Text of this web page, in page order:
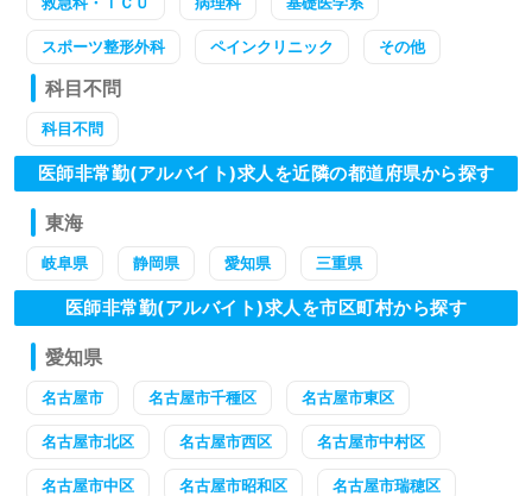
スポーツ整形外科 ペインクリニック その他
科目不問
科目不問
医師非常勤(アルバイト)求人を近隣の都道府県から探す
東海
岐阜県 静岡県 愛知県 三重県
医師非常勤(アルバイト)求人を市区町村から探す
愛知県
名古屋市 名古屋市千種区 名古屋市東区
名古屋市北区 名古屋市西区 名古屋市中村区
名古屋市中区 名古屋市昭和区 名古屋市瑞穂区